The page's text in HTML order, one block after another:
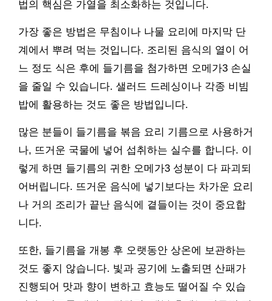
법의 핵심은 가열을 최소화하는 것입니다.
가장 좋은 방법은 무침이나 나물 요리에 마지막 단
계에서 뿌려 먹는 것입니다. 조리된 음식의 열이 어
느 정도 식은 후에 들기름을 첨가하면 오메가3 손실
을 줄일 수 있습니다. 샐러드 드레싱이나 각종 비빔
밥에 활용하는 것도 좋은 방법입니다.
많은 분들이 들기름을 볶음 요리 기름으로 사용하거
나, 뜨거운 국물에 넣어 섭취하는 실수를 합니다. 이
렇게 하면 들기름의 귀한 오메가3 성분이 다 파괴되
어버립니다. 뜨거운 음식에 넣기보다는 차가운 요리
나 거의 조리가 끝난 음식에 곁들이는 것이 중요합
니다.
또한, 들기름을 개봉 후 오랫동안 상온에 보관하는
것도 좋지 않습니다. 빛과 공기에 노출되면 산패가
진행되어 맛과 향이 변하고 효능도 떨어질 수 있습